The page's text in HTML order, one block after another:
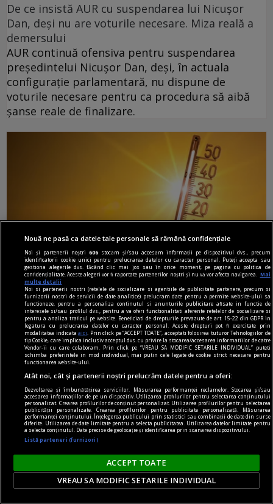
De ce insistă AUR cu suspendarea lui Nicușor
Dan, deși nu are voturile necesare. Miza reală a
demersului
AUR continuă ofensiva pentru suspendarea
președintelui Nicușor Dan, deși, în actuala
configurație parlamentară, nu dispune de
voturile necesare pentru ca procedura să aibă
șanse reale de finalizare.
Mările lumii au atins în iulie cea mai ridicată
temperatură înregistrată vreodată pentru
această lună. Europa, lovită de căldură, secetă și
incendii
Mările lumii au atins în iulie un nou record de
temperatură, iar Europa de Vest a traversat cea
mai caldă perioadă iunie-iulie din istorie. Seceta
severă, râurile cu debite scăzute și incendiile
afectează deja agricultura, energia și economia.
Nouă ne pasă ca datele tale personale să rămână confidențiale
Noi și partenerii noștri606 stocăm și/sau accesăm informații pe dispozitivul dvs., precum
identificatorii cookie unici pentru prelucrarea datelor cu caracter personal. Puteți accepta sau
gestiona alegerile dvs. făcând clic mai jos sau în orice moment, pe pagina cu politica de
confidențialitate. Aceste alegeri vor fi raportate partenerilor noștri și nu vă vor afecta navigarea.
Mai
multe detalii
Noi si partenerii nostri (retelele de socializare si agentiile de publicitate partenere, precum si
furnizorii nostri de servicii de date analitice) prelucram date pentru a permite website-ului sa
functioneze, pentru a personaliza continutul si anunturile publicitare afisate in functie de
interesele si/sau profilul dvs., pentru a va oferi functionalitati aferente retelelor de socializare si
pentru a analiza traficul pe website. Beneficiati de drepturile prevazute de art. 15-22 din GDPR in
legatura cu prelucrarea datelor cu caracter personal. Aceste drepturi pot fi exercitate prin
modalitatea indicataaici
. Prin click pe “ACCEPT TOATE”, acceptati folosirea tuturor Tehnologiilor de
tip Cookie, care implica inclusiv acceptul dvs. cu privire la stocarea/accesarea informatiilor de catre
Vendor-ii cu care colaboram. Prin click pe “VREAU SA MODIFIC SETARILE INDIVIDUAL” puteti
schimba preferintele in mod individual, mai putin cele legate de cookie strict necesare pentru
functionarea website-ului.
Atât noi, cât și partenerii noștri prelucrăm datele pentru a oferi:
Dezvoltarea și îmbunătățirea serviciilor. Măsurarea performanței reclamelor. Stocarea și/sau
accesarea informațiilor de pe un dispozitiv. Utilizarea profilurilor pentru selectarea conținutului
personalizat. Crearea profilurilor de conținut personalizat. Utilizarea profilurilor pentru selectarea
publicității personalizate. Crearea profilurilor pentru publicitate personalizată. Măsurarea
performanței conținutului. Înțelegerea publicului prin statistici sau combinații de date din surse
diferite. Utilizarea de date limitate pentru a selecta publicitatea. Utilizarea datelor limitate pentru
a selecta conținutul. Date precise de geolocație și identificarea prin scanarea dispozitivului.
Listă parteneri (furnizori)
ACCEPT TOATE
VREAU SA MODIFIC SETARILE INDIVIDUAL